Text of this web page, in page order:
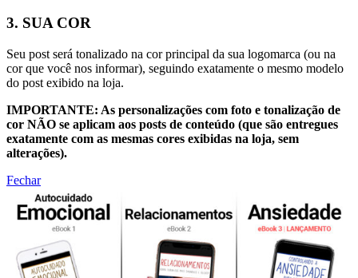
3. SUA COR
Seu post será tonalizado na cor principal da sua logomarca (ou na
cor que você nos informar), seguindo exatamente o mesmo modelo
do post exibido na loja.
IMPORTANTE: As personalizações com foto e tonalização de
cor NÃO se aplicam aos posts de conteúdo (que são entregues
exatamente com as mesmas cores exibidas na loja, sem
alterações).
Fechar